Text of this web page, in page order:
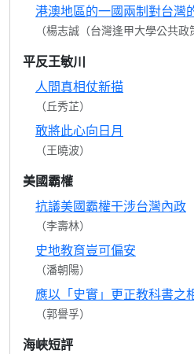
港澳地區的一國兩制對台灣
（楊志誠（台灣逢甲大學公共政
平反王敏川
人間真相仗新描
（丘秀芷）
敢將此心向日月
（王曉波）
美國霸權
抗議美國霸權干涉台灣內政
（李壽林）
史地教育豈可偏安
（潘朝陽）
應以「史實」更正教科書之
（郭譽孚）
海峽短評